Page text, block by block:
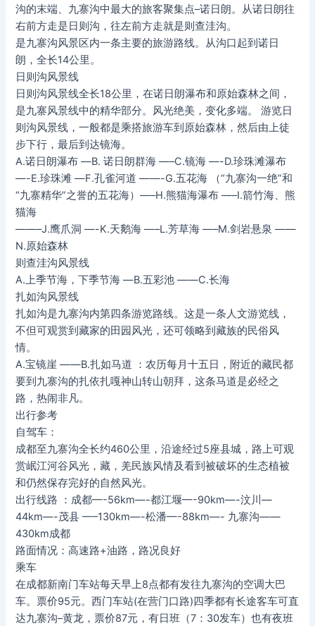
沟的末端、九寨沟中最大的旅客聚集点–诺日朗。从诺日朗往
右前方走是日则沟，往左前方走就是则查洼沟。
是九寨沟风景区内一条主要的旅游路线。从沟口起到诺日
朗，全长14公里。
日则沟风景线
日则沟风景线全长18公里，在诺日朗瀑布和原始森林之间，
是九寨风景线中的精华部分。风光绝美，变化多端。 游览日
则沟风景线，一般都是乘搭旅游车到原始森林，然后由上徒
步下行，最后到达镜海。
A.诺日朗瀑布 —B. 诺日朗群海 —–C.镜海 —-D.珍珠滩瀑布
—-E.珍珠滩 —F.孔雀河道 ——-G.五花海 （“九寨沟一绝”和
“九寨精华”之誉的五花海）—–H.熊猫海瀑布 —–I.箭竹海、熊
猫海
——–J.鹰爪洞 —-K.天鹅海 —–L.芳草海 —–M.剑岩悬泉 ——
N.原始森林
则查洼沟风景线
A.上季节海，下季节海 —B.五彩池 ——C.长海
扎如沟风景线
扎如沟是九寨沟内第四条游览路线。这是一条人文游览线，
不但可观赏到藏家的田园风光，还可领略到藏族的民俗风
情。
A.宝镜崖 ——B.扎如马道 ：农历每月十五日，附近的藏民都
要到九寨沟的扎依扎嘎神山转山朝拜，这条马道是必经之
路，热闹非凡。
出行参考
自驾车：
成都至九寨沟全长约460公里，沿途经过5座县城，路上可观
赏岷江河谷风光，藏，羌民族风情及看到被破坏的生态植被
和仍然保存完好的自然风光。
出行线路 ：成都—-56km—-都江堰—-90km—-汶川—
44km—-茂县 —–130km—-松潘—-88km—- 九寨沟——
430km成都
路面情况：高速路+油路，路况良好
乘车
在成都新南门车站每天早上8点都有发往九寨沟的空调大巴
车。票价95元。西门车站(在营门口路)四季都有长途客车可直
达九寨沟–黄龙，票价87元，有日班（7：30发车）也有夜班